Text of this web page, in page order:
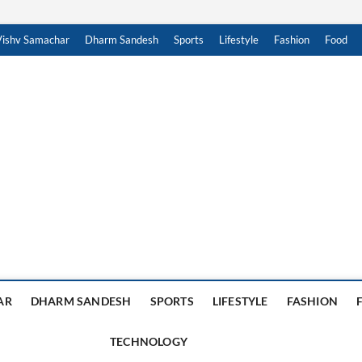
Samachar Dharm Sandesh Sports Lifestyle Fashion Food
DHARM SANDESH SPORTS LIFESTYLE FASHION
TECHNOLOGY